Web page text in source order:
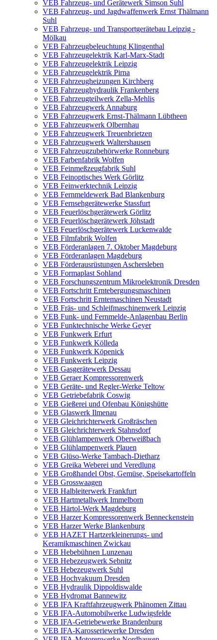
VEB Fahrzeug- und Gerätewerk Simson Suhl
VEB Fahrzeug- und Jagdwaffenwerk Ernst Thälmann
Suhl
VEB Fahrzeug- und Transportgerätebau Leipzig -
Mölkau
VEB Fahrzeugbeleuchtung Klingenthal
VEB Fahrzeugelektrik Karl-Marx-Stadt
VEB Fahrzeugelektrik Leipzig
VEB Fahrzeugelektrik Pirna
VEB Fahrzeugheizungen Kirchberg
VEB Fahrzeughydraulik Frankenberg
VEB Fahrzeugteilwerk Zella-Mehlis
VEB Fahrzeugwerk Annaburg
VEB Fahrzeugwerk Ernst-Thälmann Lübtheen
VEB Fahrzeugwerk Olbernhau
VEB Fahrzeugwerk Treuenbrietzen
VEB Fahrzeugwerk Waltershausen
VEB Fahrzeugzubehörwerke Ronneburg
VEB Farbenfabrik Wolfen
VEB Feinmeßzeugfabrik Suhl
VEB Feinoptisches Werk Görlitz
VEB Feinwerktechnik Leipzig
VEB Fernmeldewerk Bad Blankenburg
VEB Fernsehgerätewerke Stassfurt
VEB Feuerlöschgerätewerk Görlitz
VEB Feuerlöschgerätewerk Jöhstadt
VEB Feuerlöschgerätewerk Luckenwalde
VEB Filmfabrik Wolfen
VEB Förderanlagen 7. Oktober Magdeburg
VEB Förderanlagen Magdeburg
VEB Förderausrüstungen Aschersleben
VEB Formaplast Sohland
VEB Forschungszentrum Mikroelektronik Dresden
VEB Fortschritt Erntebergungsmaschinen
VEB Fortschritt Erntemaschinen Neustadt
VEB Fräs- und Schleifmaschinenwerk Leipzig
VEB Funk- und Fernmelde-Anlagenbau Berlin
VEB Funktechnische Werke Geyer
VEB Funkwerk Erfurt
VEB Funkwerk Kölleda
VEB Funkwerk Köpenick
VEB Funkwerk Leipzig
VEB Gasgerätewerk Dessau
VEB Geraer Kompressorenwerk
VEB Geräte- und Regler-Werke Teltow
VEB Getriebefabrik Coswig
VEB Gießerei und Ofenbau Königshütte
VEB Glaswerk Ilmenau
VEB Gleichrichterwerk Großräschen
VEB Gleichrichterwerk Stahnsdorf
VEB Glühlampenwerk Oberweißbach
VEB Glühlampenwerk Plauen
VEB Glüso-Werke Tambach-Dietharz
VEB Greika Weberei und Veredlung
VEB Großhandel Obst, Gemüse, Speisekartoffeln
VEB Grosswaagen
VEB Halbleiterwerk Frankfurt
VEB Hartmetallwerk Immelborn
VEB Härtol-Werk Magdeburg
VEB Harzer Kompressorenwerk Benneckenstein
VEB Harzer Werke Blankenburg
VEB HAZET Hartzerkleinerungs- und
Keramikmaschinen Zwickau
VEB Hebebühnen Lunzenau
VEB Hebezeugwerk Sebnitz
VEB Hebezeugwerk Suhl
VEB Hochvakuum Dresden
VEB Hydraulik Dippoldiswalde
VEB Hydromat Bannewitz
VEB IFA Kraftfahrzeugwerk Phänomen Zittau
VEB IFA-Automobilwerke Ludwigsfelde
VEB IFA-Getriebewerke Brandenburg
VEB IFA-Karosseriewerke Dresden